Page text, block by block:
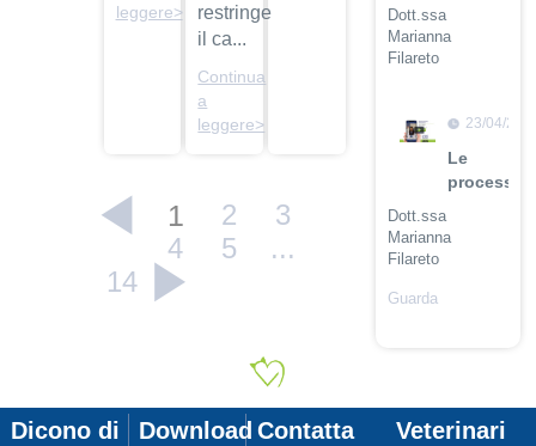
leggere>
restringe
il ca...
Continua
a
leggere>
1 2
3
4
5
...
14
Dott.ssa
Marianna
Filareto
il video
23/04/
Le
Dott.ssa
Marianna
Filareto
Guarda
Pet
con
Dicono di
Download Contatta
Veterinari